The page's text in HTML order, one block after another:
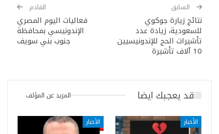
السابق
نتائج زيارة جوكوي
للسعودية، زيادة عدد
تأشيرات الحج للإندونيسيين
10 آلاف تأشيرة
القادم
فعاليات اليوم المصري
الإندونيسي بمحافظة
جنوب بني سويف
قد يعجبك ايضا المزيد عن المؤلف
الأخبار الأخبار